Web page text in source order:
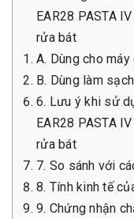
EAR28 PASTA
rửa bát
A. Dùng cho
B. Dùng làm
6. Lưu ý khi sử
EAR28 PASTA
rửa bát
7. So sánh với
8. Tính kinh tế
9. Chứng nhận